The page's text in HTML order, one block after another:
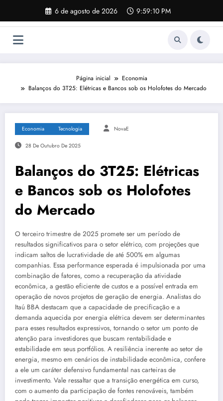
o
6 de agosto de 2026 9:59:11 PM
Página inicial
Economia
Balanços do 3T25: Elétricas e Bancos sob os Holofotes do Mercado
Economia Tecnologia NovaE
28 De Outubro De 2025
Balanços do 3T25: Elétricas
e Bancos sob os Holofotes
do Mercado
O terceiro trimestre de 2025 promete ser um período de
resultados significativos para o setor elétrico, com projeções que
indicam saltos de lucratividade de até 500% em algumas
companhias. Essa performance esperada é impulsionada por uma
combinação de fatores, como a recuperação da atividade
econômica, a gestão eficiente de custos e a possível entrada em
operação de novos projetos de geração de energia. Analistas do
Itaú BBA destacam que a capacidade de precificação e a
demanda aquecida por energia elétrica devem ser determinantes
para esses resultados expressivos, tornando o setor um ponto de
atenção para investidores que buscam rentabilidade e
estabilidade em seus portfólios. A resiliência inerente ao setor de
energia, mesmo em cenários de instabilidade econômica, confere
a ele um caráter defensivo fundamental nas carteiras de
investimento. Vale ressaltar que a transição energética em curso,
com o aumento da participação de fontes renováveis, também